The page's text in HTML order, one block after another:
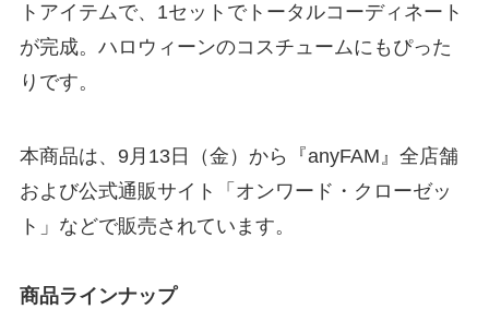
トアイテムで、1セットでトータルコーディネート
が完成。ハロウィーンのコスチュームにもぴった
りです。
本商品は、9月13日（金）から『anyFAM』全店舗
および公式通販サイト「オンワード・クローゼッ
ト」などで販売されています。
商品ラインナップ